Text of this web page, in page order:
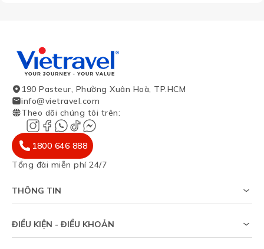
190 Pasteur, Phường Xuân Hoà, TP.HCM
info@vietravel.com
Theo dõi chúng tôi trên:
1800 646 888
Tổng đài miễn phí 24/7
THÔNG TIN
Khảo sát tỷ lệ đạt visa
ĐIỀU KIỆN - ĐIỀU KHOẢN